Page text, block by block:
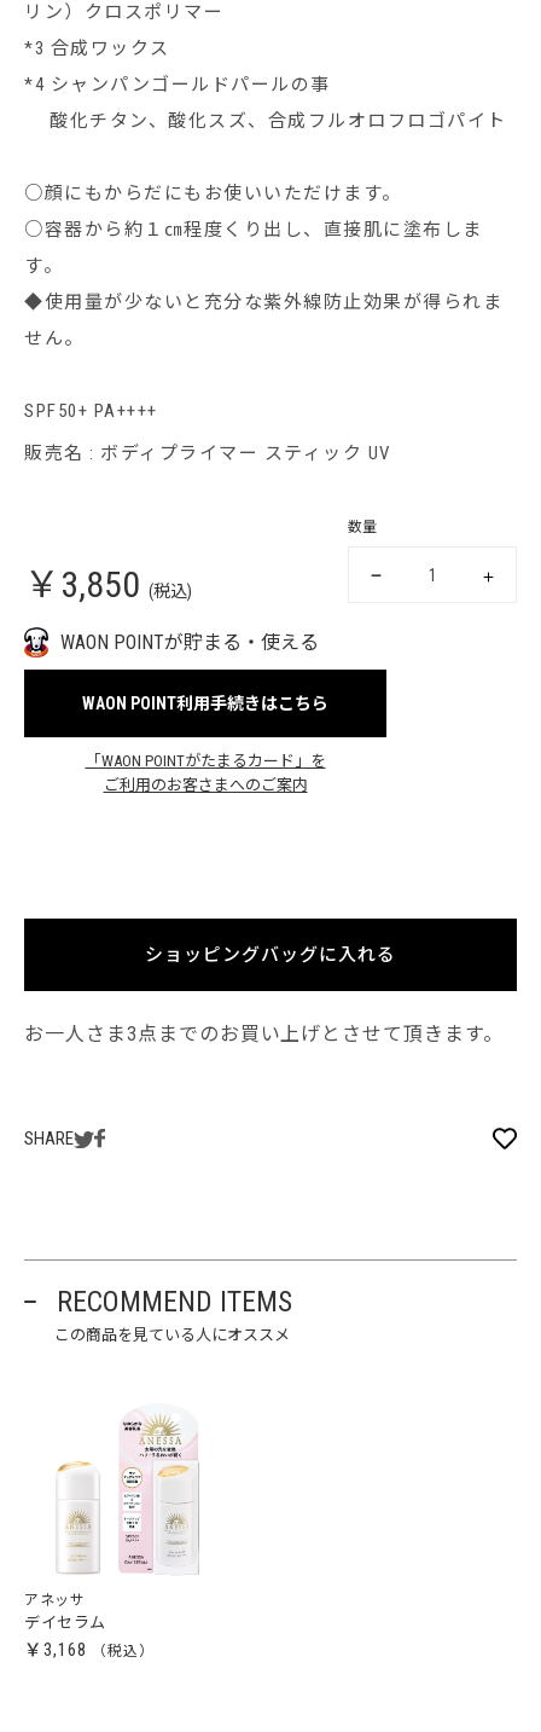
リン）クロスポリマー
*3 合成ワックス
*4 シャンパンゴールドパールの事
酸化チタン、酸化スズ、合成フルオロフロゴパイト
○顔にもからだにもお使いいただけます。
○容器から約１㎝程度くり出し、直接肌に塗布しま
す。
◆使用量が少ないと充分な紫外線防止効果が得られま
せん。
SPF50+ PA++++
販売名 : ボディプライマー スティック UV
￥3,850 (税込)
数量
WAON POINTが貯まる・使える
WAON POINT利用手続きはこちら
「WAON POINTがたまるカード」を
ご利用のお客さまへのご案内
ショッピングバッグに入れる
お一人さま3点までのお買い上げとさせて頂きます。
SHARE
RECOMMEND ITEMS
この商品を見ている人にオススメ
アネッサ
デイセラム
￥3,168